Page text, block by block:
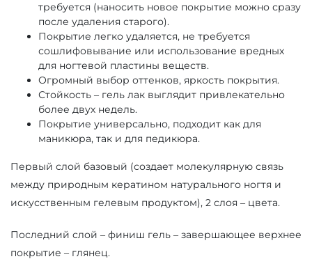
требуется (наносить новое покрытие можно сразу
после удаления старого).
Покрытие легко удаляется, не требуется
сошлифовывание или использование вредных
для ногтевой пластины веществ.
Огромный выбор оттенков, яркость покрытия.
Стойкость – гель лак выглядит привлекательно
более двух недель.
Покрытие универсально, подходит как для
маникюра, так и для педикюра.
Первый слой базовый (создает молекулярную связь
между природным кератином натурального ногтя и
искусственным гелевым продуктом), 2 слоя – цвета.
Последний слой – финиш гель – завершающее верхнее
покрытие – глянец.